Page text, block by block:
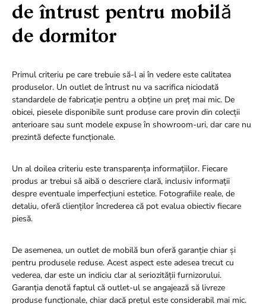
de întrust pentru mobilă
de dormitor
Primul criteriu pe care trebuie să-l ai în vedere este calitatea
produselor. Un outlet de întrust nu va sacrifica niciodată
standardele de fabricație pentru a obține un preț mai mic. De
obicei, piesele disponibile sunt produse care provin din colecții
anterioare sau sunt modele expuse în showroom-uri, dar care nu
prezintă defecte funcționale.
Un al doilea criteriu este transparența informațiilor. Fiecare
produs ar trebui să aibă o descriere clară, inclusiv informații
despre eventuale imperfecțiuni estetice. Fotografiile reale, de
detaliu, oferă clienților încrederea că pot evalua obiectiv fiecare
piesă.
De asemenea, un outlet de mobilă bun oferă garanție chiar și
pentru produsele reduse. Acest aspect este adesea trecut cu
vederea, dar este un indiciu clar al seriozității furnizorului.
Garanția denotă faptul că outlet-ul se angajează să livreze
produse funcționale, chiar dacă prețul este considerabil mai mic.